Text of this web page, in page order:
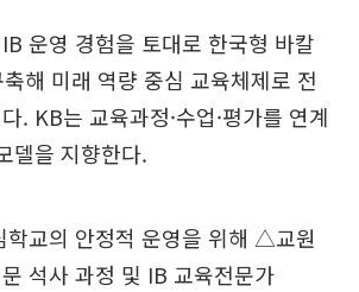
운영 경험을 토대로 한국형 바칼
해 미래 역량 중심 교육체제로 전
. KB는 교육과정·수업·평가를 연계
델을 지향한다.
학교의 안정적 운영을 위해 △교원
석사 과정 및 IB 교육전문가